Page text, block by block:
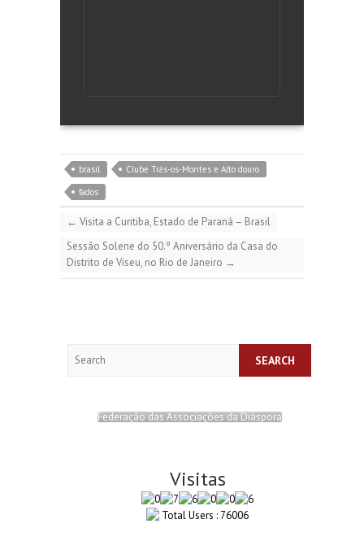
brasil
Clube Trás-os-Montes e Alto douro
fados
← Visita a Curitiba, Estado de Paraná – Brasil
Sessão Solene do 50.º Aniversário da Casa do
Distrito de Viseu, no Rio de Janeiro →
Federação das Associações da Diáspora
Visitas
Total Users : 76006